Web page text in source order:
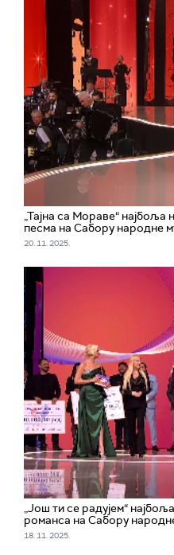
„Тајна са Мораве“
песма на Сабору народне
20. 11. 2025.
„Још ти се радујем“
романса на Сабору
18. 11. 2025.